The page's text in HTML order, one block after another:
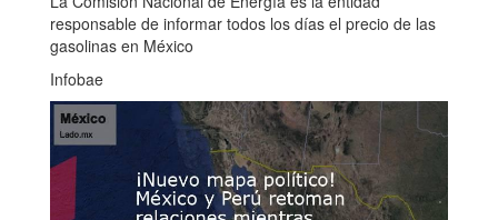
responsable de informar todos los días el precio de las
gasolinas en México
Infobae